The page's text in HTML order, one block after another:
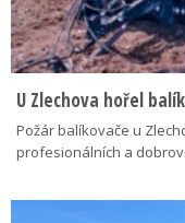
U Zlechova hořel
Požár balíkovače u
profesionálních a